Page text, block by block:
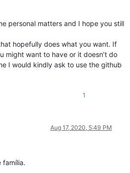
personal matters and I hope you still
hopefully does what you want. If
might want to have or it doesn’t do
I would kindly ask to use the github
1
Aug 17, 2020, 5:49 PM
família.